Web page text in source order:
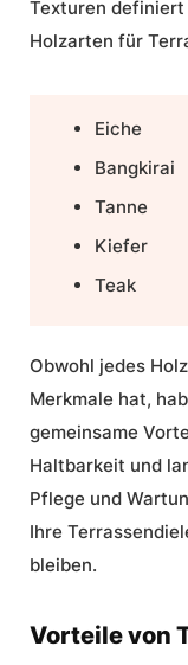
Texturen
Holzarten für
Eiche
Bangkirai
Tanne
Kiefer
Teak
Obwohl jedes
Merkmale hat,
gemeinsame
Haltbarkeit und
Pflege und
Ihre
bleiben.
Vorteile von